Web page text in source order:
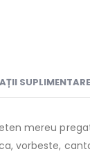
SUPLIMENTARE
mereu
vorbeste,